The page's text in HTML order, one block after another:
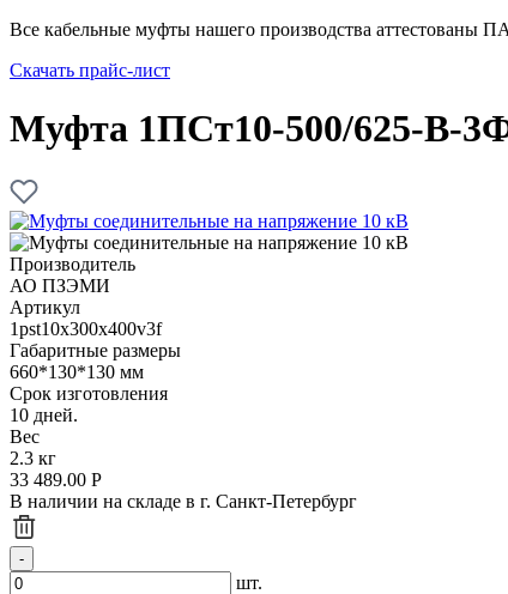
Все кабельные муфты нашего производства аттестованы
Скачать прайс-лист
Муфта 1ПСт10-500/625-В-
Производитель
АО ПЗЭМИ
Артикул
1pst10x300x400v3f
Габаритные размеры
660*130*130 мм
Срок изготовления
10 дней.
Вес
2.3 кг
33 489.00 Р
В наличии на складе в г. Санкт-Петербург
шт.